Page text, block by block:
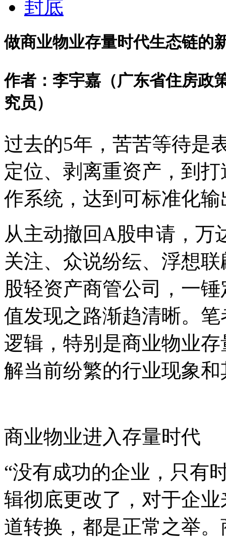
封底
做商业物业存量时代生态链的
作者：李宇嘉（广东省住房政
究员）
过去的5年，苦苦等待是
定位、剥离重资产，到
作系统，达到可标准化
从主动撤回A股申请，万
关注、众说纷纭、浮想
股轻资产商管公司，一
值发现之路渐趋清晰。
逻辑，特别是商业物业
解当前纷繁的行业现象
商业物业进入存量时代
“没有成功的企业，只有
辑彻底更改了，对于企
道转换，都是正常之举